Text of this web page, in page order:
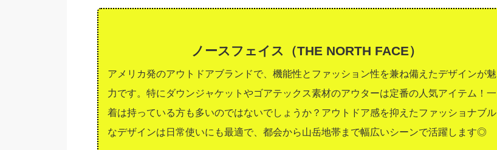
ノースフェイス（THE NORTH FACE）
アメリカ発のアウトドアブランドで、機能性とファッション性を兼ね備えたデザインが魅
力です。特にダウンジャケットやゴアテックス素材のアウターは定番の人気アイテム！一
着は持っている方も多いのではないでしょうか？アウトドア感を抑えたファッショナブル
なデザインは日常使いにも最適で、都会から山岳地帯まで幅広いシーンで活躍します◎